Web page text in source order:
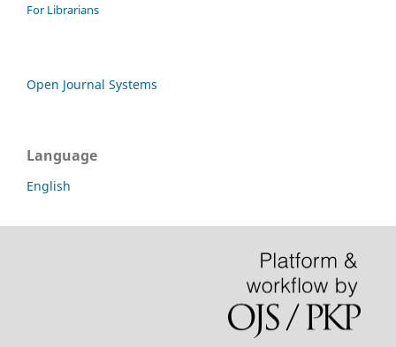
For Librarians
Open Journal Systems
Language
English